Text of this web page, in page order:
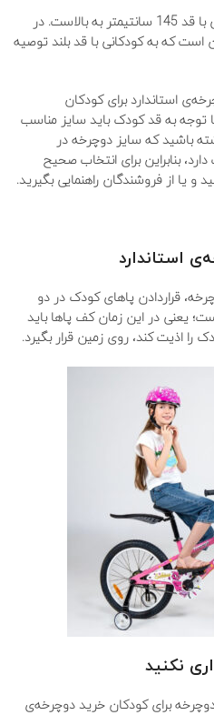
دوچرخه‌ی سایز 26 مناسب کودکانی با قد 145 سانتیمتر به بالاست. در
است که به کودکانی با قد بلند توصیه
استاندارد برای کودکان
توجه به قد کودک باید سایز مناسب
باشید که سایز دوچرخه در
بنابراین برای انتخاب صحیح
یا از فروشندگان راهنمایی بگیرید.
استاندارد
قراردادن پاهای کودک در دو
یعنی در این زمان کف پاها باید
اذیت کند، روی زمین قرار بگیرد.
نکنید
برای کودکان خرید دوچرخه‌ی